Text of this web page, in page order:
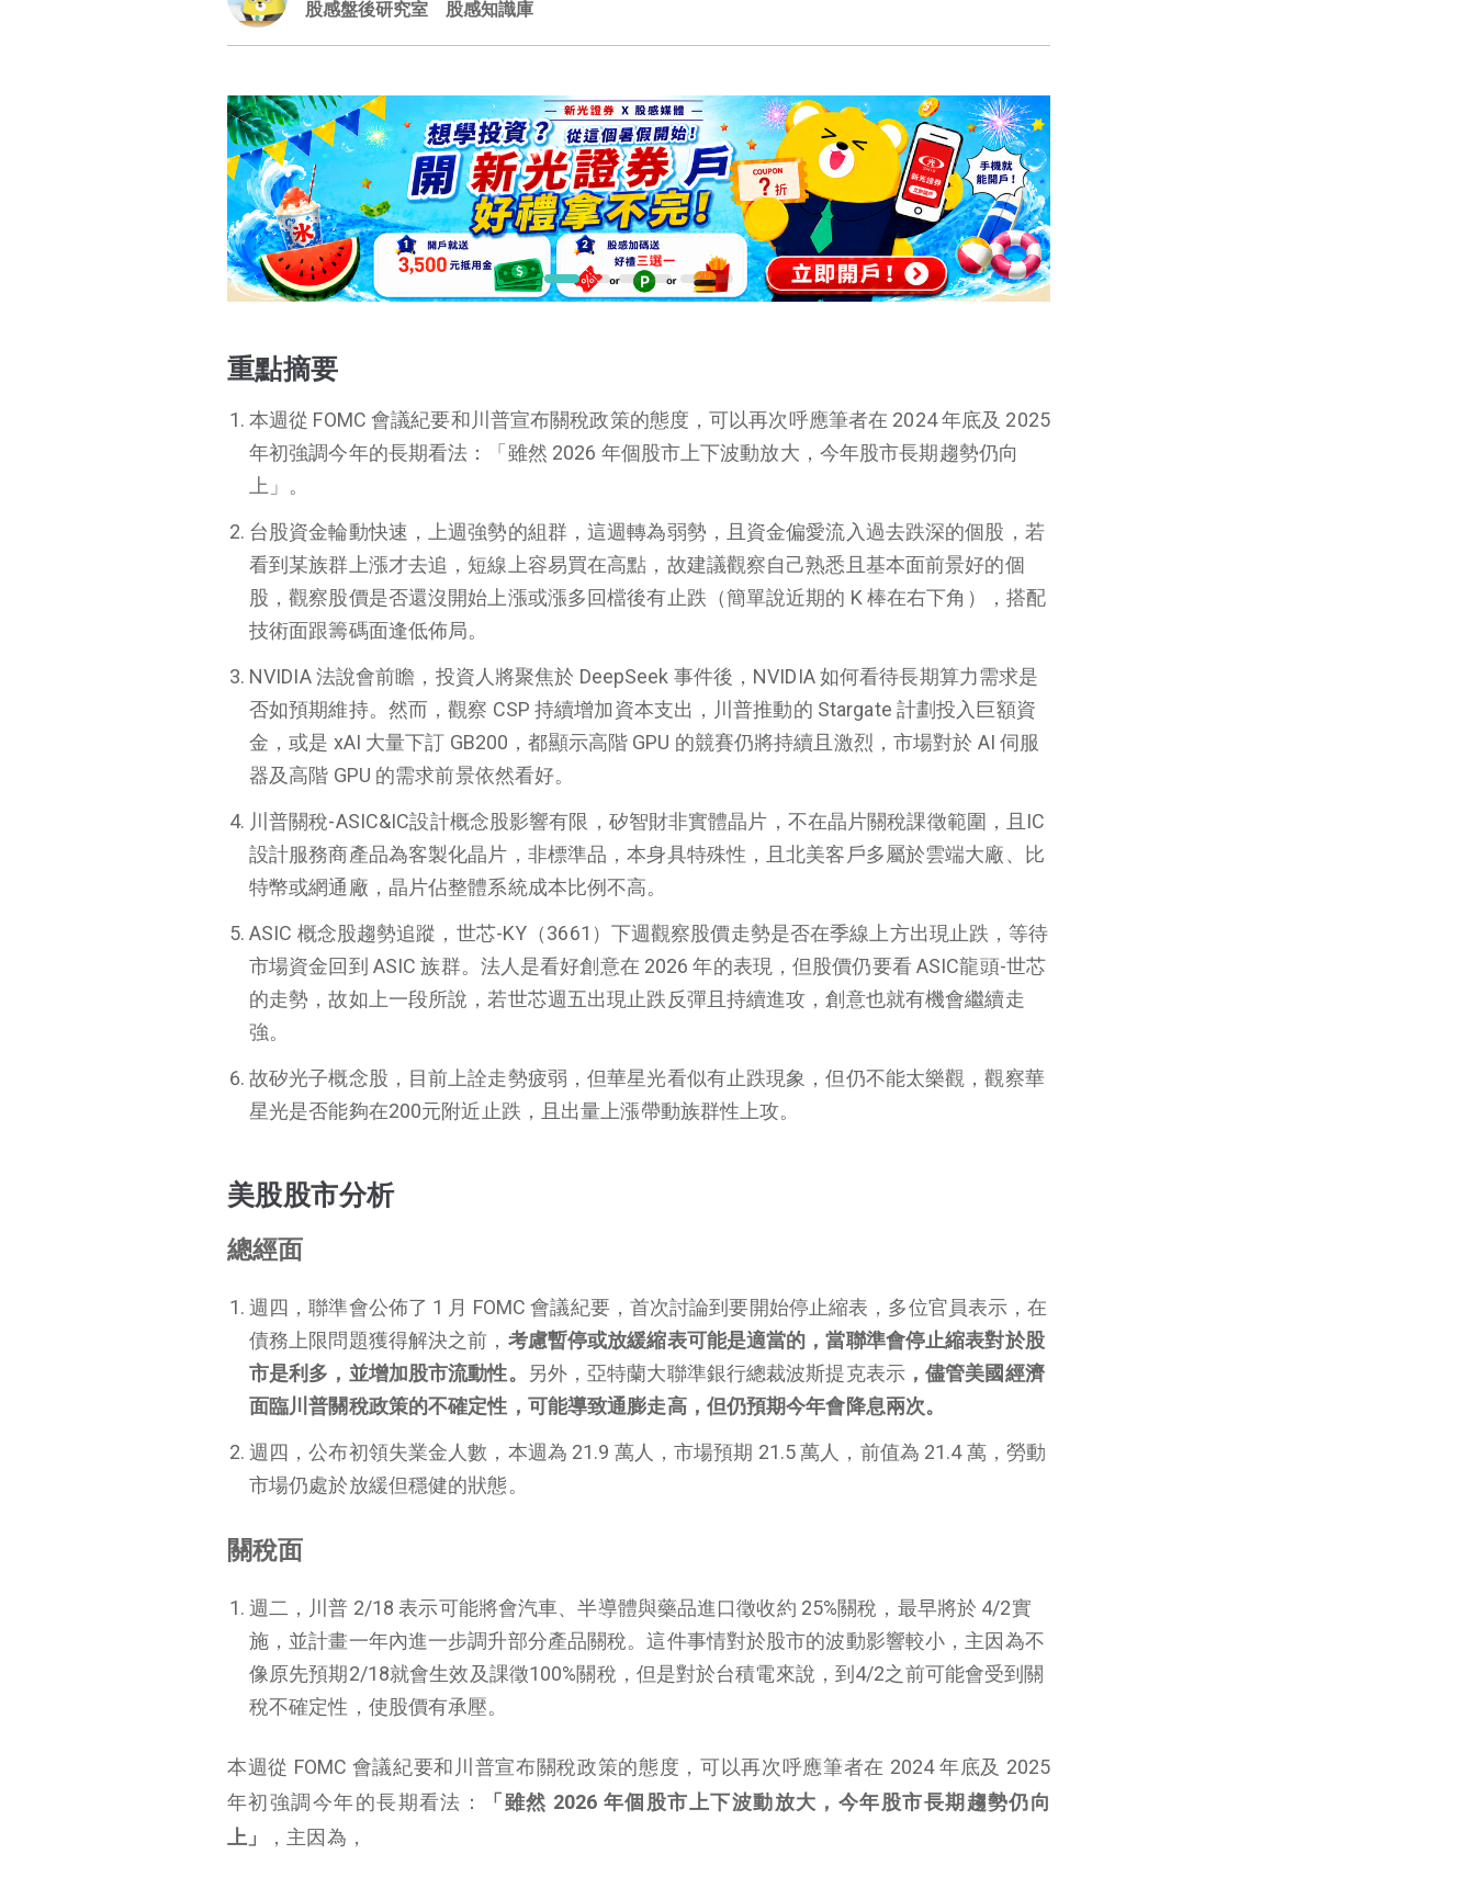
股感盤後研究室 股感知識庫
重點摘要
本週從 FOMC 會議紀要和川普宣布關稅政策的態度，可以再次呼應筆者在 2024 年底及 2025
年初強調今年的長期看法：「雖然 2026 年個股市上下波動放大，今年股市長期趨勢仍向
上」。
台股資金輪動快速，上週強勢的組群，這週轉為弱勢，且資金偏愛流入過去跌深的個股，若
看到某族群上漲才去追，短線上容易買在高點，故建議觀察自己熟悉且基本面前景好的個
股，觀察股價是否還沒開始上漲或漲多回檔後有止跌（簡單說近期的 K 棒在右下角），搭配
技術面跟籌碼面逢低佈局。
NVIDIA 法說會前瞻，投資人將聚焦於 DeepSeek 事件後，NVIDIA 如何看待長期算力需求是
否如預期維持。然而，觀察 CSP 持續增加資本支出，川普推動的 Stargate 計劃投入巨額資
金，或是 xAI 大量下訂 GB200，都顯示高階 GPU 的競賽仍將持續且激烈，市場對於 AI 伺服
器及高階 GPU 的需求前景依然看好。
川普關稅-ASIC&IC設計概念股影響有限，矽智財非實體晶片，不在晶片關稅課徵範圍，且IC
設計服務商產品為客製化晶片，非標準品，本身具特殊性，且北美客戶多屬於雲端大廠、比
特幣或網通廠，晶片佔整體系統成本比例不高。
ASIC 概念股趨勢追蹤，世芯-KY（3661）下週觀察股價走勢是否在季線上方出現止跌，等待
市場資金回到 ASIC 族群。法人是看好創意在 2026 年的表現，但股價仍要看 ASIC龍頭-世芯
的走勢，故如上一段所說，若世芯週五出現止跌反彈且持續進攻，創意也就有機會繼續走
強。
故矽光子概念股，目前上詮走勢疲弱，但華星光看似有止跌現象，但仍不能太樂觀，觀察華
星光是否能夠在200元附近止跌，且出量上漲帶動族群性上攻。
美股股市分析
總經面
週四，聯準會公佈了 1 月 FOMC 會議紀要，首次討論到要開始停止縮表，多位官員表示，在
債務上限問題獲得解決之前， 考慮暫停或放緩縮表可能是適當的，當聯準會停止縮表對於股
市是利多，並增加股市流動性。
另外，亞特蘭大聯準銀行總裁波斯提克表示，儘管美國經濟
面臨川普關稅政策的不確定性，可能導致通膨走高，但仍預期今年會降息兩次。
週四，公布初領失業金人數，本週為 21.9 萬人，市場預期 21.5 萬人，前值為 21.4 萬，勞動
市場仍處於放緩但穩健的狀態。
關稅面
週二，川普 2/18 表示可能將會汽車、半導體與藥品進口徵收約 25%關稅，最早將於 4/2實
施，並計畫一年內進一步調升部分產品關稅。這件事情對於股市的波動影響較小，主因為不
像原先預期2/18就會生效及課徵100%關稅，但是對於台積電來說，到4/2之前可能會受到關
稅不確定性，使股價有承壓。
本週從 FOMC 會議紀要和川普宣布關稅政策的態度，可以再次呼應筆者在 2024 年底及 2025
年初強調今年的長期看法：
「雖然 2026 年個股市上下波動放大，今年股市長期趨勢仍向
上」
，主因為，